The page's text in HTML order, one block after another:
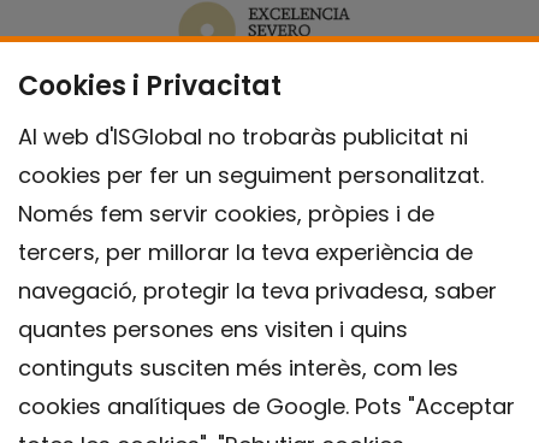
Cookies i Privacitat
Al web d'ISGlobal no trobaràs publicitat ni
cookies per fer un seguiment personalitzat.
Només fem servir cookies, pròpies i de
tercers, per millorar la teva experiència de
navegació, protegir la teva privadesa, saber
quantes persones ens visiten i quins
continguts susciten més interès, com les
cookies analítiques de Google. Pots "Acceptar